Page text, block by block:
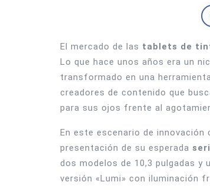
El mercado de las tablets de
Lo que hace unos años era un
transformado en una
creadores de contenido que
para sus ojos frente al
En este escenario de innovación
presentación de su esperada
dos modelos de 10,3 pulgadas y
versión «Lumi» con iluminación